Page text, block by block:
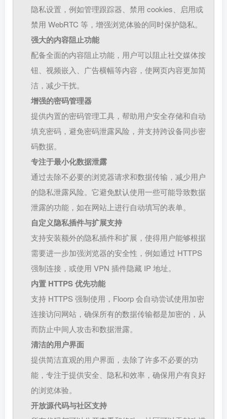
隐私设置，例如管理跟踪器、禁用 cookies、启用或
禁用 WebRTC 等，增强浏览体验的同时保护隐私。
强大的内容阻止功能
配备全面的内容阻止功能，用户可以阻止社交媒体按
钮、视频嵌入、广告横幅等内容，使网页内容更加简
洁，减少干扰。
增强的密码管理器
提供内置的密码管理工具，帮助用户安全存储和自动
填充密码，避免密码泄露风险，并支持跨设备同步密
码数据。
专注于最小化数据泄露
通过去除不必要的浏览器请求和数据传输，减少用户
的隐私泄露风险。它避免默认使用一些可能导致数据
泄露的功能，如在网站上进行自动填写的表单。
自定义隐私插件与扩展支持
支持安装额外的隐私插件和扩展，使得用户能够根据
需要进一步加强浏览器的安全性，例如通过 HTTPS
强制连接，或使用 VPN 插件隐藏 IP 地址。
内置 HTTPS 优先功能
支持 HTTPS 强制使用，Floorp 会自动尝试使用加密
连接访问网站，确保所有的数据传输都是加密的，从
而防止中间人攻击和数据泄露。
清洁的用户界面
提供简洁直观的用户界面，去除了许多不必要的功
能，专注于提供安全、隐私和效率，确保用户有良好
的浏览体验。
开放源代码与社区支持